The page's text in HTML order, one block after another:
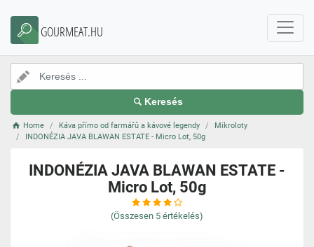
GOURMEAT.HU
Keresés
Home Káva přímo od farmářů a kávové legendy
Mikroloty
INDONÉZIA JAVA BLAWAN ESTATE - Micro Lot, 50g
INDONÉZIA JAVA BLAWAN ESTATE -
Micro Lot, 50g
(Összesen 5 értékelés)